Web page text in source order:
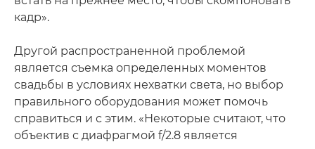
кадр».
Другой распространенной проблемой
является съемка определенных моментов
свадьбы в условиях нехватки света, но выбор
правильного оборудования может помочь
справиться и с этим. «Некоторые считают, что
объектив с диафрагмой f/2.8 является